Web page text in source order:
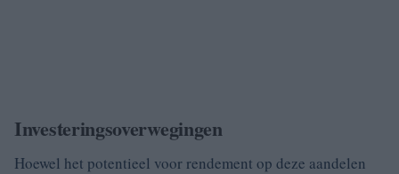
Investeringsoverwegingen
Hoewel het potentieel voor rendement op deze aandelen